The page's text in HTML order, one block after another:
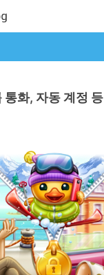
통화, 자동 계정 등